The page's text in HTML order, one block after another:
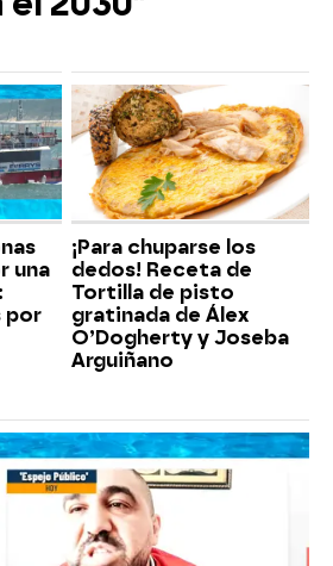
una
por
¡Para chuparse los
dedos! Receta de
Tortilla de pisto
gratinada de Álex
O’Dogherty y Joseba
Arguiñano